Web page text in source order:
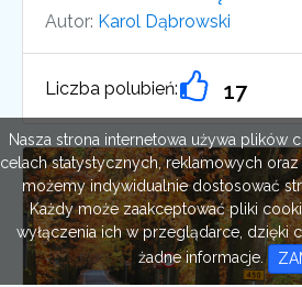
Autor: Karol Dąbrowski
Liczba polubień: 17
Nasza strona internetowa używa plików
celach statystycznych, reklamowych
możemy indywidualnie dostosować
Każdy może zaakceptować pliki
wyłączenia ich w przeglądarce, dzięki
żadne informacje.